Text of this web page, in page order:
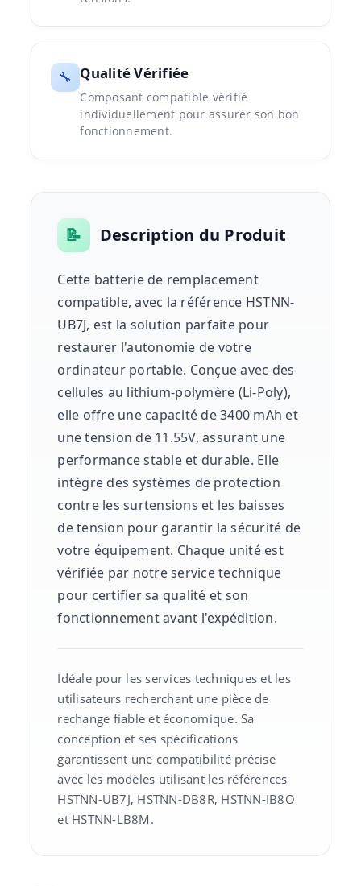
🔧 Qualité Vérifiée
Composant compatible vérifié
individuellement pour assurer son bon
fonctionnement.
📝 Description du Produit
Cette batterie de remplacement
compatible, avec la référence HSTNN-
UB7J, est la solution parfaite pour
restaurer l'autonomie de votre
ordinateur portable. Conçue avec des
cellules au lithium-polymère (Li-Poly),
elle offre une capacité de 3400 mAh et
une tension de 11.55V, assurant une
performance stable et durable. Elle
intègre des systèmes de protection
contre les surtensions et les baisses
de tension pour garantir la sécurité de
votre équipement. Chaque unité est
vérifiée par notre service technique
pour certifier sa qualité et son
fonctionnement avant l'expédition.
Idéale pour les services techniques et les
utilisateurs recherchant une pièce de
rechange fiable et économique. Sa
conception et ses spécifications
garantissent une compatibilité précise
avec les modèles utilisant les références
HSTNN-UB7J, HSTNN-DB8R, HSTNN-IB8O
et HSTNN-LB8M.